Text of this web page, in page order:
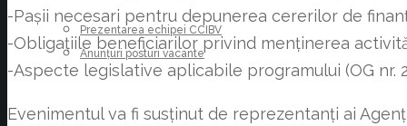
Prezentarea echipei CCIBV
Anunțuri posturi vacante
-Pașii necesari pentru depunerea cererilor de
-Obligațiile beneficiarilor privind menținerea
-Aspecte legislative aplicabile programului (OG nr.
Evenimentul va fi susținut de reprezentanți ai